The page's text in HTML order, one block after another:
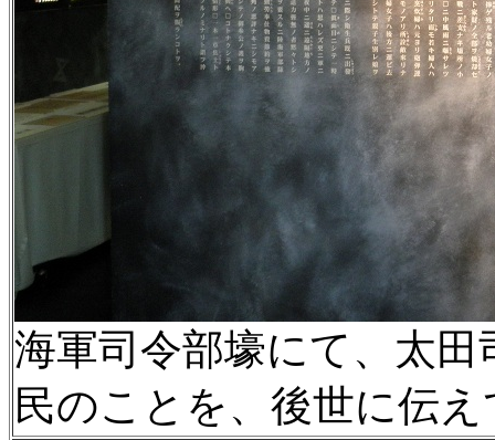
海軍司令部壕にて、太
民のことを、後世に伝